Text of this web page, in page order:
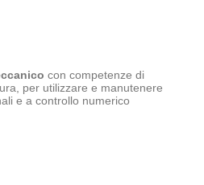
con competenze di
per utilizzare e manutenere
e a controllo numerico